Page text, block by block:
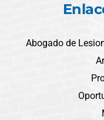
Abogado de